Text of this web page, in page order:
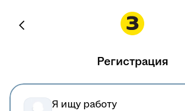
Регистрация
Я ищу работу